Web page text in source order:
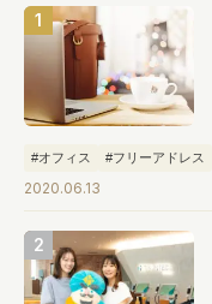
#オフィス #フリーアドレス
2020.06.13